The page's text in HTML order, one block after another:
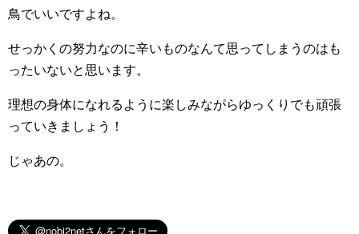
鳥でいいですよね。
せっかくの努力なのに辛いものなんて思ってしまうのはも
ったいないと思います。
理想の身体になれるように楽しみながらゆっくりでも頑張
っていきましょう！
じゃあの。